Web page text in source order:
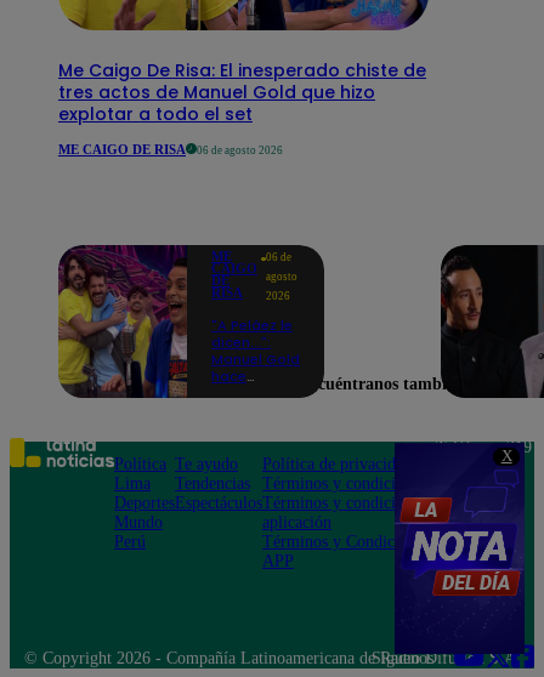
X
Me Caigo De Risa: El inesperado chiste de
tres actos de Manuel Gold que hizo
explotar a todo el set
ME CAIGO DE RISA 06 de agosto 2026
ME
CAIGO
DE
RISA
06 de
agosto
2026
"A Peláez le
dicen...":
Manuel Gold
hace
de contar el
chiste
Encuéntranos también en
Política
Lima
Deportes
Mundo
Perú
Te ayudo
Tendencias
Espectáculos
Política de privacidad
Términos y condiciones
Términos y condiciones
aplicación
Términos y Condiciones
APP
Teléfono: 219
Av. San
Felipe 968
Jesús María
© Copyright 2026 - Compañía Latinoamericana de Radio Difusión S.A.
Síguenos